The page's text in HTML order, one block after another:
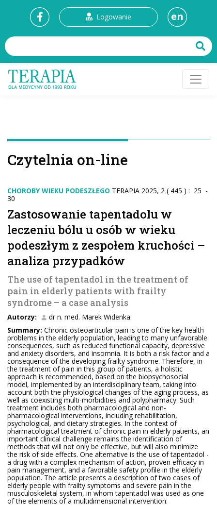
Logowanie en
Czytelnia on-line
CHOROBY WIEKU PODESZŁEGO TERAPIA 2025, 2 ( 445 ) : 25 -
30
Zastosowanie tapentadolu w
leczeniu bólu u osób w wieku
podeszłym z zespołem kruchości –
analiza przypadków
The use of tapentadol in the treatment of
pain in elderly patients with frailty
syndrome – a case analysis
Autorzy:
dr n. med. Marek Widenka
Summary: Chronic osteoarticular pain is one of the key health
problems in the elderly population, leading to many unfavorable
consequences, such as reduced functional capacity, depressive
and anxiety disorders, and insomnia. It is both a risk factor and a
consequence of the developing frailty syndrome. Therefore, in
the treatment of pain in this group of patients, a holistic
approach is recommended, based on the biopsychosocial
model, implemented by an interdisciplinary team, taking into
account both the physiological changes of the aging process, as
well as coexisting multi-morbidities and polypharmacy. Such
treatment includes both pharmacological and non-
pharmacological interventions, including rehabilitation,
psychological, and dietary strategies. In the context of
pharmacological treatment of chronic pain in elderly patients, an
important clinical challenge remains the identification of
methods that will not only be effective, but will also minimize
the risk of side effects. One alternative is the use of tapentadol -
a drug with a complex mechanism of action, proven efficacy in
pain management, and a favorable safety profile in the elderly
population. The article presents a description of two cases of
elderly people with frailty symptoms and severe pain in the
musculoskeletal system, in whom tapentadol was used as one
of the elements of a multidimensional intervention.